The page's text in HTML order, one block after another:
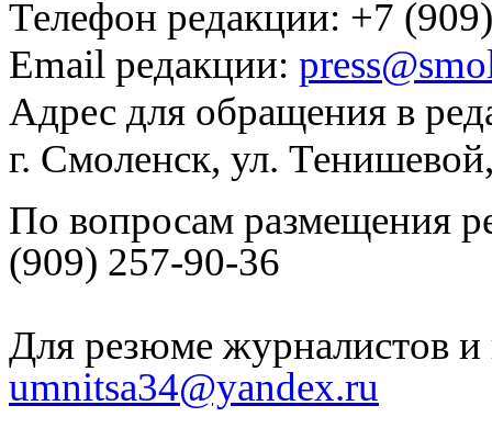
Телефон редакции: +7
Email редакции:
Адрес для обращения в
г. Смоленск, ул.
По вопросам размещения
(909) 257-90-36
Для резюме журналистов и
umnitsa34@yandex.ru